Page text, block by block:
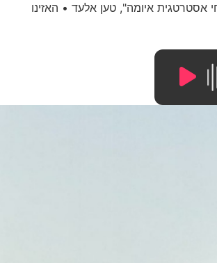
אסטרטגית איומה", טען אלעד • האזינו